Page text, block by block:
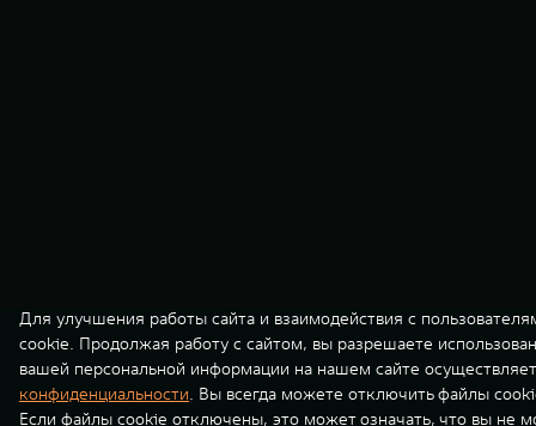
Для улучшения работы сайта и взаимодействия с
cookie. Продолжая работу с сайтом, вы разрешаете
вашей персональной информации на нашем сайте
конфиденциальности. Вы всегда можете отключить файлы
Если файлы cookie отключены, это может означать, что вы не